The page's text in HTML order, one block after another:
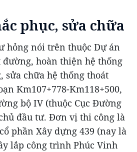
phục, sửa chữa
hỏng nói trên thuộc Dự án
đường, hoàn thiện hệ thống
sửa chữa hệ thống thoát
Km107+778-Km118+500,
bộ IV (thuộc Cục Đường
đầu tư. Đơn vị thi công là
phần Xây dựng 439 (nay là
lắp công trình Phúc Vinh